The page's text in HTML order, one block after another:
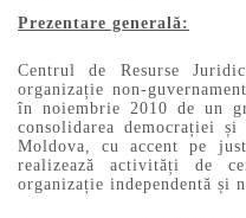
Prezentare generală:
Centrul de Resurse
organizație non-
în noiembrie 2010 de un
consolidarea democrației
Moldova, cu accent pe
realizează activități de
organizație independentă și